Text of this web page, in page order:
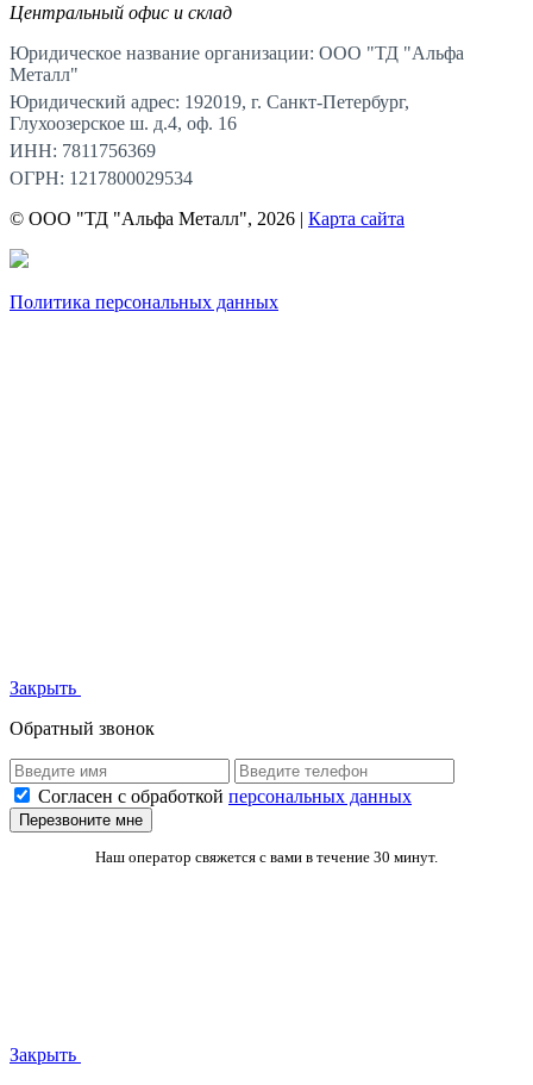
Центральный офис и склад
Юридическое название организации: ООО "ТД "Альфа
Металл"
Юридический адрес: 192019, г. Санкт-Петербург,
Глухоозерское ш. д.4, оф. 16
ИНН: 7811756369
ОГРН: 1217800029534
© ООО "ТД "Альфа Металл", 2026 | Карта сайта
Политика персональных данных
Закрыть
Обратный звонок
Согласен с обработкой персональных данных
Перезвоните мне
Наш оператор свяжется с вами в течение 30 минут.
Закрыть